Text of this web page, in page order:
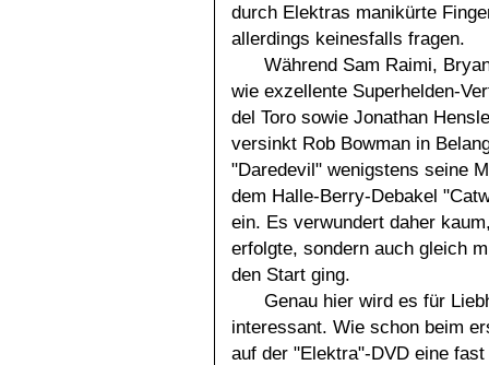
durch Elektras manikürte
allerdings keinesfalls fragen.
Während Sam Raimi,
wie exzellente Superhelden-
del Toro sowie Jonathan
versinkt Rob Bowman in
"Daredevil" wenigstens seine
dem Halle-Berry-Debakel
ein. Es verwundert daher
erfolgte, sondern auch gleich
den Start ging.
Genau hier wird es für
interessant. Wie schon beim
auf der "Elektra"-DVD eine